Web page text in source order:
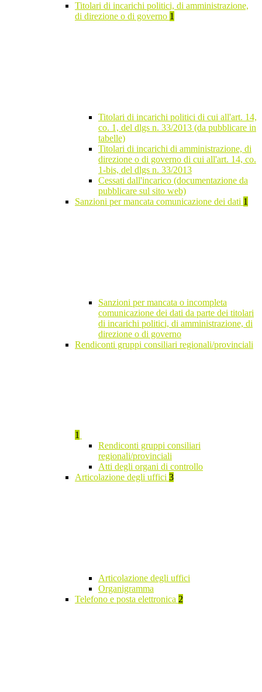
Titolari di incarichi politici, di amministrazione,
di direzione o di governo 1
Titolari di incarichi politici di cui all'art. 14,
co. 1, del dlgs n. 33/2013 (da pubblicare in
tabelle)
Titolari di incarichi di amministrazione, di
direzione o di governo di cui all'art. 14, co.
1-bis, del dlgs n. 33/2013
Cessati dall'incarico (documentazione da
pubblicare sul sito web)
Sanzioni per mancata comunicazione dei dati 1
Sanzioni per mancata o incompleta
comunicazione dei dati da parte dei titolari
di incarichi politici, di amministrazione, di
direzione o di governo
Rendiconti gruppi consiliari regionali/provinciali
1
Rendiconti gruppi consiliari
regionali/provinciali
Atti degli organi di controllo
Articolazione degli uffici 3
Articolazione degli uffici
Organigramma
Telefono e posta elettronica 2